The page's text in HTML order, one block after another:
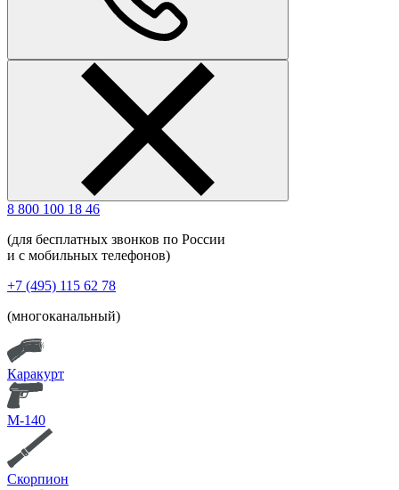
8 800 100 18 46
(для бесплатных звонков по России
и с мобильных телефонов)
+7 (495) 115 62 78
(многоканальный)
Каракурт
М-140
Скорпион